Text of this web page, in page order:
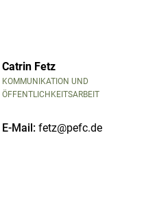
Catrin Fetz
KOMMUNIKATION UND
ÖFFENTLICHKEITSARBEIT
E-Mail: fetz@pefc.de